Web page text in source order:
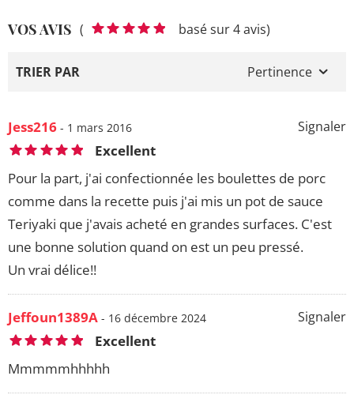
VOS AVIS ( basé sur 4 avis)
TRIER PAR Pertinence
Signaler
Jess216 - 1 mars 2016
Excellent
Pour la part, j'ai confectionnée les boulettes de porc
comme dans la recette puis j'ai mis un pot de sauce
Teriyaki que j'avais acheté en grandes surfaces. C'est
une bonne solution quand on est un peu pressé.
Un vrai délice!!
Signaler
Jeffoun1389A - 16 décembre 2024
Excellent
Mmmmmhhhhh